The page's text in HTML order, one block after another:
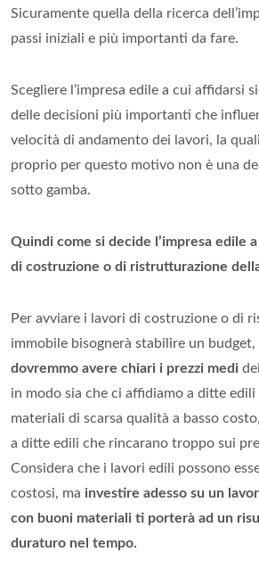
Sicuramente quella della ricerca
passi iniziali e più importanti da fare.
Scegliere l’impresa edile a cui affidarsi
delle decisioni più importanti che
velocità di andamento dei lavori, la
proprio per questo motivo non è una
sotto gamba.
Quindi come si decide l’impresa edile
di costruzione o di ristrutturazione
Per avviare i lavori di costruzione o di
immobile bisognerà stabilire un
dovremmo avere chiari i prezzi medi
in modo sia che ci affidiamo a ditte
materiali di scarsa qualità a basso
a ditte edili che rincarano troppo sui
Considera che i lavori edili possono
costosi, ma investire adesso su un
con buoni materiali ti porterà ad un
duraturo nel tempo.